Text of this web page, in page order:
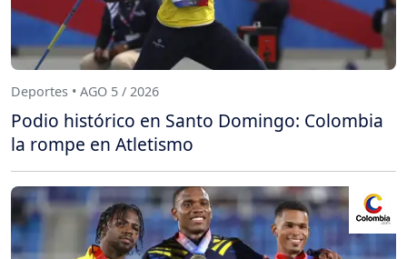
Deportes • AGO 5 / 2026
Podio histórico en Santo Domingo: Colombia
la rompe en Atletismo